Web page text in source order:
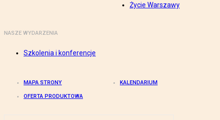
Życie Warszawy
NASZE WYDARZENIA
Szkolenia i konferencje
MAPA STRONY KALENDARIUM
OFERTA PRODUKTOWA